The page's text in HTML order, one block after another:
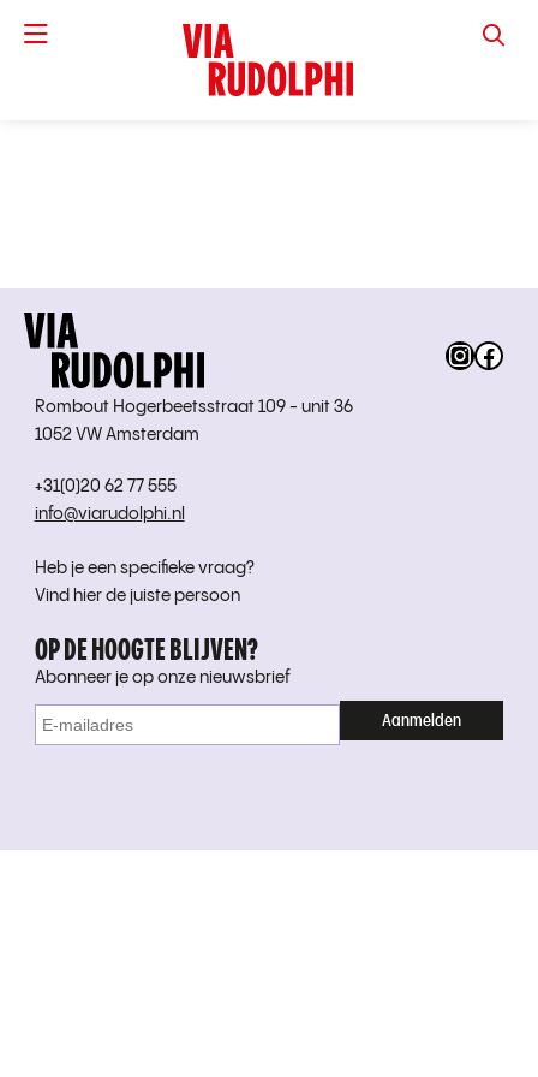
VIA
Rombout Hogerbeetsstraat 109 - unit 36
1052 VW Amsterdam
+31(0)20 62 77 555
info@viarudolphi.nl
Heb je een specifieke vraag?
Vind hier de juiste persoon
OP DE HOOGTE BLIJVEN?
Abonneer je op onze nieuwsbrief